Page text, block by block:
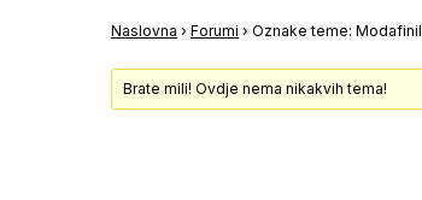
Naslovna › Forumi › Oznake teme:
Brate mili! Ovdje nema nikakvih tema!